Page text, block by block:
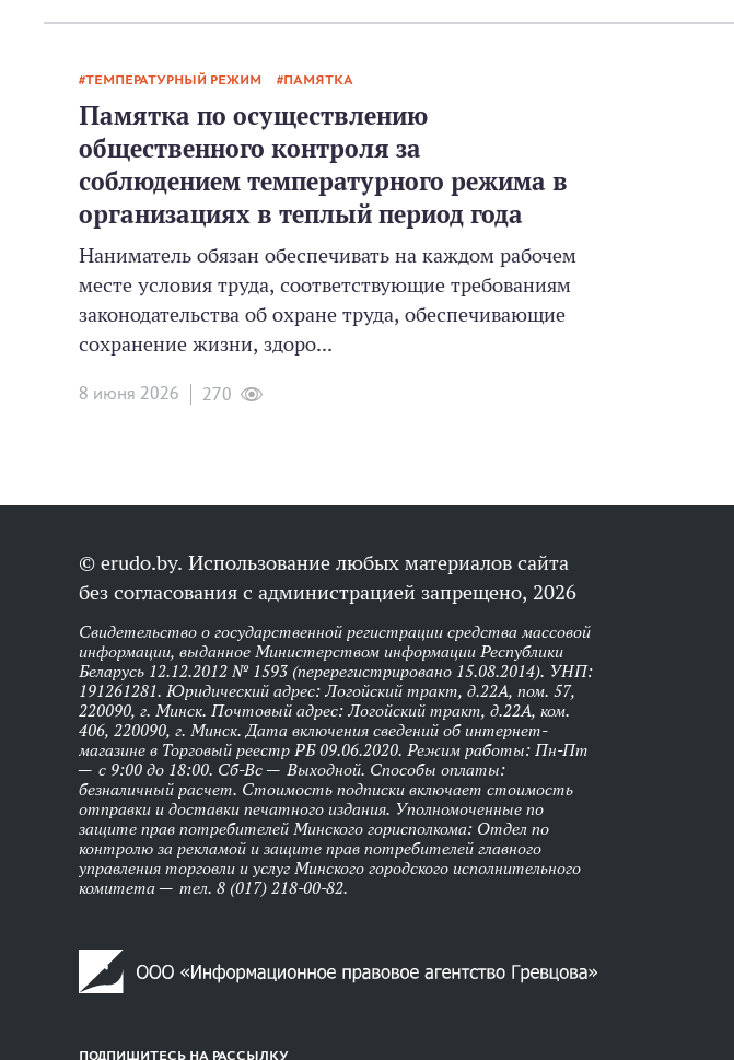
ТЕМПЕРАТУРНЫЙ РЕЖИМ ПАМЯТКА
Памятка по осуществлению
общественного контроля за
соблюдением температурного режима в
организациях в теплый период года
Наниматель обязан обеспечивать на каждом рабочем
месте условия труда, соответствующие требованиям
законодательства об охране труда, обеспечивающие
сохранение жизни, здоро...
8 июня 2026 270
© erudo.by. Использование любых материалов сайта
без согласования с администрацией запрещено, 2026
Свидетельство о государственной регистрации средства массовой
информации, выданное Министерством информации Республики
Беларусь 12.12.2012 № 1593 (перерегистрировано 15.08.2014). УНП:
191261281. Юридический адрес: Логойский тракт, д.22А, пом. 57,
220090, г. Минск. Почтовый адрес: Логойский тракт, д.22А, ком.
406, 220090, г. Минск. Дата включения сведений об интернет-
магазине в Торговый реестр РБ 09.06.2020. Режим работы: Пн-Пт
— с 9:00 до 18:00. Сб-Вс — Выходной. Способы оплаты:
безналичный расчет. Стоимость подписки включает стоимость
отправки и доставки печатного издания. Уполномоченные по
защите прав потребителей Минского горисполкома: Отдел по
контролю за рекламой и защите прав потребителей главного
управления торговли и услуг Минского городского исполнительного
комитета — тел. 8 (017) 218-00-82.
ПОДПИШИТЕСЬ НА РАССЫЛКУ